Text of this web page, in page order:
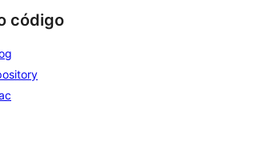
código